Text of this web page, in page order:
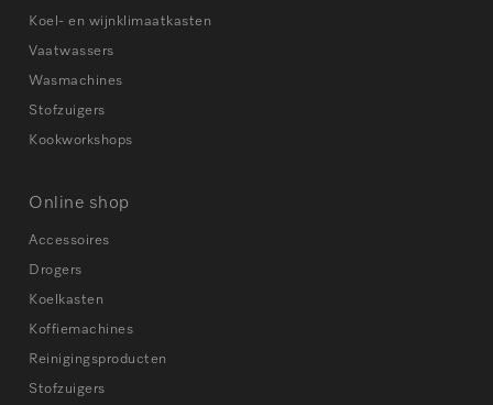
Koel- en wijnklimaatkasten
Vaatwassers
Wasmachines
Stofzuigers
Kookworkshops
Online shop
Accessoires
Drogers
Koelkasten
Koffiemachines
Reinigingsproducten
Stofzuigers